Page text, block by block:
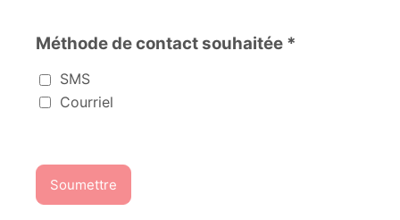
Méthode de contact souhaitée *
Méthode de contact souhaitée
SMS
Courriel
Soumettre